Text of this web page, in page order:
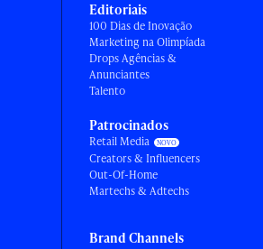
Editoriais
100 Dias de Inovação
Marketing na Olimpíada
Drops Agências &
Anunciantes
Talento
Patrocinados
Retail Media
Creators & Influencers
Out-Of-Home
Martechs & Adtechs
Brand Channels